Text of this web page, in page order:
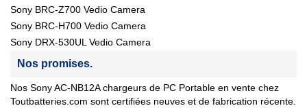
Sony BRC-Z700 Vedio Camera
Sony BRC-H700 Vedio Camera
Sony DRX-530UL Vedio Camera
Nos promises.
Nos Sony AC-NB12A chargeurs de PC Portable en vente chez
Toutbatteries.com sont certifiées neuves et de fabrication récente.